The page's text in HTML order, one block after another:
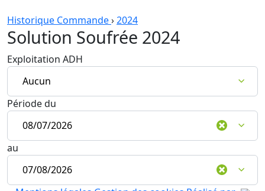
Historique Commande›2024
Solution Soufrée 2024
Exploitation ADH
Période du
au